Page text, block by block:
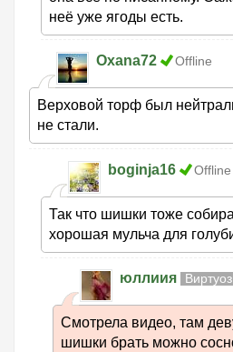
неё уже ягоды есть.
Oxana72 Offline
Верховой торф был
не стали.
boginja16 Offline
Так что шишки тоже
хорошая мульча для
юллиия
Смотрела видео, там
шишки брать можно